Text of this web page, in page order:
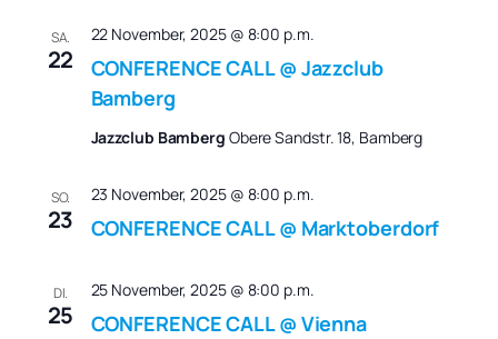
SA.
22
CONFERENCE CALL @ Jazzclub
Bamberg
22 November, 2025 @ 8:00 p.m.
Jazzclub Bamberg Obere Sandstr. 18, Bamberg
SO.
23 CONFERENCE CALL @ Marktoberdorf
23 November, 2025 @ 8:00 p.m.
DI.
25
CONFERENCE CALL @ Vienna
25 November, 2025 @ 8:00 p.m.